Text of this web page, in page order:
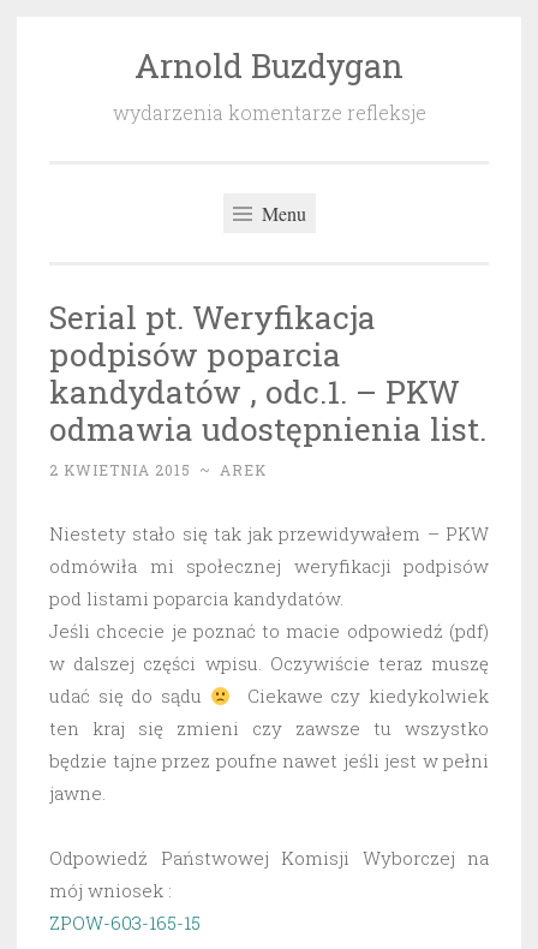
Arnold Buzdygan
wydarzenia komentarze refleksje
Menu
Serial pt. Weryfikacja
podpisów poparcia
kandydatów , odc.1. – PKW
odmawia udostępnienia list.
2 KWIETNIA 2015 ~ AREK
Niestety stało się tak jak przewidywałem – PKW
odmówiła mi społecznej weryfikacji podpisów
pod listami poparcia kandydatów.
Jeśli chcecie je poznać to macie odpowiedź (pdf)
w dalszej części wpisu. Oczywiście teraz muszę
udać się do sądu
Ciekawe czy kiedykolwiek
ten kraj się zmieni czy zawsze tu wszystko
będzie tajne przez poufne nawet jeśli jest w pełni
jawne.
Odpowiedź Państwowej Komisji Wyborczej na
mój wniosek :
ZPOW-603-165-15